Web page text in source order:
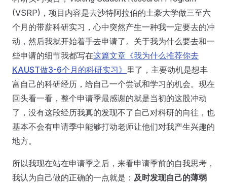
(VSRP)，项目内容是去沙特阿拉伯的土豪大学做三至六
个月的带薪科研实习，心中突然产生一种我一定要去的冲
动，然后我就开始着手去申请了。关于我为什么要去和一
些申请的细节我都写在这篇文章《我为什么推荐你去
KAUST做3-6个月的科研实习》 里了，主要动机是想丰
富自己的科研经历，给自己一个尝试和学习的机会。现在
回头看一看，整个申请季最感谢的就是当初的这股冲动
了，没有这段经历我真的发现不了自己对科研的向往，也
基本不会有申请季中能够打动老师让他们对我产生兴趣的
地方。
所以我现在站在申请季之后，来看申请季前的自我思考，
我认为自己做的正确的一点就是： 及时发现自己的薄弱